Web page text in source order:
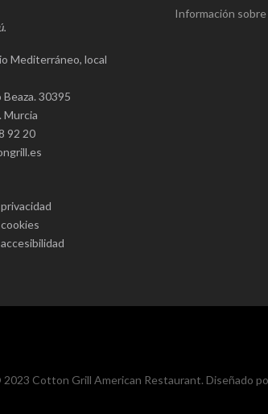
Mediterráneo, local
Beaza. 30395
Murcia
92 20
Información
2023 Cotton Grill American Restaurant. Diseñado